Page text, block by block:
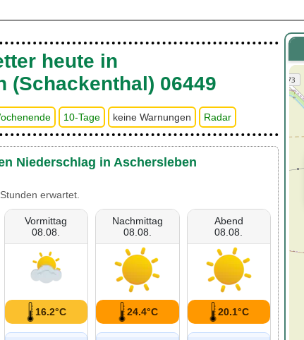
heute in
(Schackenthal) 06449
10-Tage keine Warnungen Radar
Niederschlag in Aschersleben
erwartet.
Vormittag
08.08.
16.2°C
Nachmittag
08.08.
24.4°C
Abend
08.08.
20.1°C